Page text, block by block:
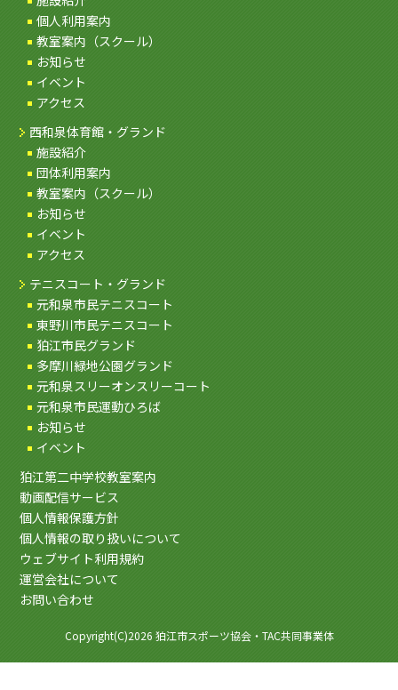
個人利用案内
教室案内（スクール）
お知らせ
イベント
アクセス
西和泉体育館・グランド
施設紹介
団体利用案内
教室案内（スクール）
お知らせ
イベント
アクセス
テニスコート・グランド
元和泉市民テニスコート
東野川市民テニスコート
狛江市民グランド
多摩川緑地公園グランド
元和泉スリーオンスリーコート
元和泉市民運動ひろば
お知らせ
イベント
狛江第二中学校教室案内
動画配信サービス
個人情報保護方針
個人情報の取り扱いについて
ウェブサイト利用規約
運営会社について
お問い合わせ
Copyright(C)2026 狛江市スポーツ協会・TAC共同事業体